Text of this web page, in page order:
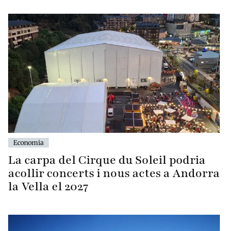
Economia
La carpa del Cirque du Soleil podria
acollir concerts i nous actes a Andorra
la Vella el 2027